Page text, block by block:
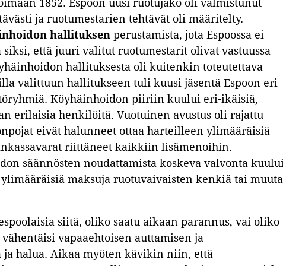
1852. Espoon uusi ruotujako oli valmistunut
ja ruotumestarien tehtävät oli määritelty.
hallituksen perustamista, jota Espoossa ei
että juuri valitut ruotumestarit olivat vastuussa
hallituksesta oli kuitenkin toteutettava
valittuun hallitukseen tuli kuusi jäsentä Espoon eri
Köyhäinhoidon piiriin kuului eri-ikäisiä,
erilaisia henkilöitä. Vuotuinen avustus oli rajattu
eivät halunneet ottaa harteilleen ylimääräisiä
riittäneet kaikkiin lisämenoihin.
säännösten noudattamista koskeva valvonta
maksuja ruotuvaivaisten kenkiä tai muuta
siitä, oliko saatu aikaan parannus, vai oliko
vapaaehtoisen auttamisen ja
halua. Aikaa myöten kävikin niin, että